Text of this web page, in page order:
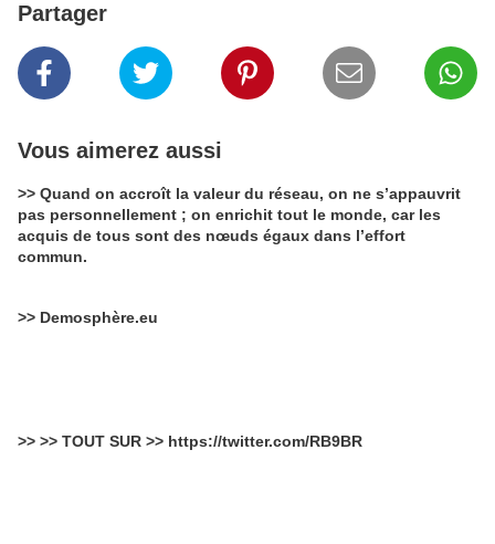
Partager
Vous aimerez aussi
>> Quand on accroît la valeur du réseau, on ne s’appauvrit
pas personnellement ; on enrichit tout le monde, car les
acquis de tous sont des nœuds égaux dans l’effort
commun.
>> Demosphère.eu
>> >> TOUT SUR >> https://twitter.com/RB9BR